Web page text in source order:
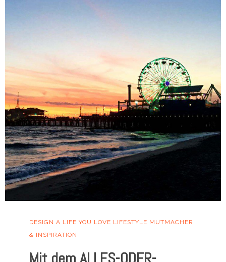
DESIGN A LIFE YOU LOVE LIFESTYLE MUTMACHER
& INSPIRATION